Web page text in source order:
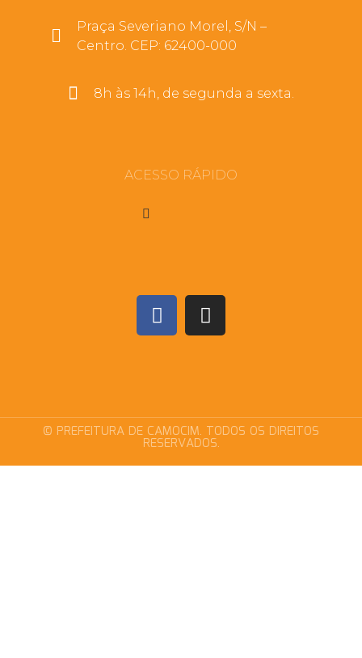
Praça Severiano Morel, S/N –
Centro. CEP: 62400-000
8h às 14h, de segunda a sexta.
ACESSO RÁPIDO
© PREFEITURA DE CAMOCIM. TODOS OS DIREITOS
RESERVADOS.